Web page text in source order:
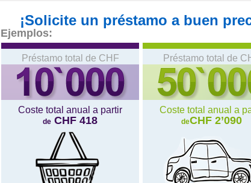
¡Solicite un préstamo a buen
Ejemplos:
Préstamo total de CHF
Coste total anual a partir
de CHF 418
Préstamo total de
Coste total anual a
deCHF 2’090